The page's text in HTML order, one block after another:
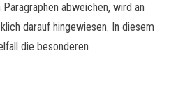
abweichen, wird an
darauf hingewiesen. In diesem
die besonderen